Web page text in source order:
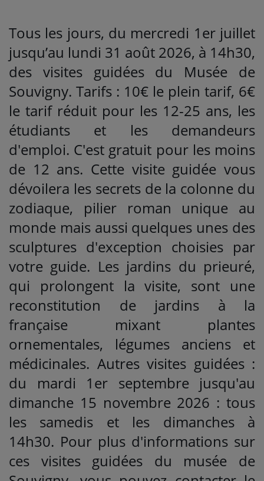
Tous les jours, du mercredi 1er juillet
jusqu’au lundi 31 août 2026, à 14h30,
des visites guidées du Musée de
Souvigny. Tarifs : 10€ le plein tarif, 6€
le tarif réduit pour les 12-25 ans, les
étudiants et les demandeurs
d'emploi. C'est gratuit pour les moins
de 12 ans. Cette visite guidée vous
dévoilera les secrets de la colonne du
zodiaque, pilier roman unique au
monde mais aussi quelques unes des
sculptures d'exception choisies par
votre guide. Les jardins du prieuré,
qui prolongent la visite, sont une
reconstitution de jardins à la
française mixant plantes
ornementales, légumes anciens et
médicinales. Autres visites guidées :
du mardi 1er septembre jusqu'au
dimanche 15 novembre 2026 : tous
les samedis et les dimanches à
14h30. Pour plus d'informations sur
ces visites guidées du musée de